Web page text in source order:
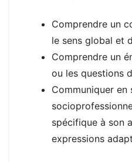
Comprendre un
le sens global et
Comprendre un
ou les questions
Communiquer en
spécifique à son
expressions